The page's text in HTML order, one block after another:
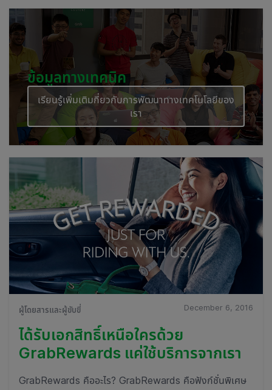
ข้อมูลทางเทคนิค
เรียนรู้เพิ่มเติมกี่ยวกับการพัฒนาทางเทคโนโลยีของ
เรา
ผู้โดยสารและผู้ขับขี่ December 6, 2016
ได้รับเอกสิทธิ์เหนือใครด้วย
GrabRewards แค่ใช้บริการจากเรา
GrabRewards คืออะไร? GrabRewards คือฟังก์ชั่นพิเศษ